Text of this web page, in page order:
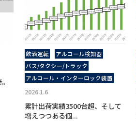
飲酒運転
アルコール検知器
バス/タクシー/トラック
アルコール・インターロック装置
2026.1.6
累計出荷実績3500台超、そして
増えつつある個...